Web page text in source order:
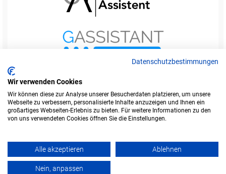
Startseite Foren-Übersicht
Legende Kontakt
Werbung buchen
Amazon ist eine Marke von Amazon.com, Inc.
Weitere Marken und Markennamen sind Eigentum ihrer jeweiligen Inhaber.
Datenschutzbestimmungen
Wir verwenden Cookies
Wir können diese zur Analyse unserer Besucherdaten platzieren, um unsere
Webseite zu verbessern, personalisierte Inhalte anzuzeigen und Ihnen ein
großartiges Webseiten-Erlebnis zu bieten. Für weitere Informationen zu den
von uns verwendeten Cookies öffnen Sie die Einstellungen.
Alle akzeptieren Ablehnen
Nein, anpassen